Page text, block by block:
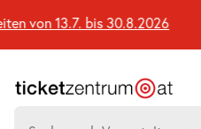
Seiteninhalt
springen
von 13.7. bis 30.8.2026